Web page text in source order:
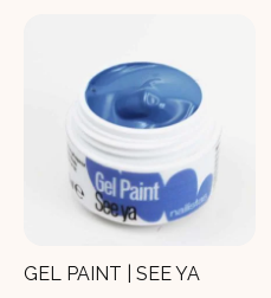
GEL PAINT | SEE YA